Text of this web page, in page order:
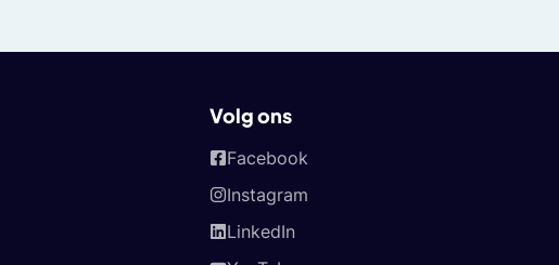
Volg ons
Facebook
Instagram
LinkedIn